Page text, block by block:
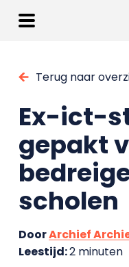
Terug naar
Ex-ict-
gepakt
scholen
DoorArchief
Leestijd:2 minuten